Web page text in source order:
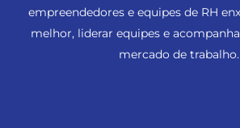
empreendedores e equipes de RH
melhor, liderar equipes e
mercado de trabalho.